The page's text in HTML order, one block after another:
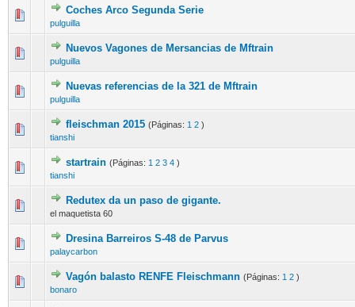
Coches Arco Segunda Serie
pulguilla
Nuevos Vagones de Mersancias de Mftrain
pulguilla
Nuevas referencias de la 321 de Mftrain
pulguilla
fleischman 2015 (Páginas: 1 2 )
tianshi
startrain (Páginas: 1 2 3 4 )
tianshi
Redutex da un paso de gigante.
el maquetista 60
Dresina Barreiros S-48 de Parvus
palaycarbon
Vagón balasto RENFE Fleischmann (Páginas: 1 2 )
bonaro